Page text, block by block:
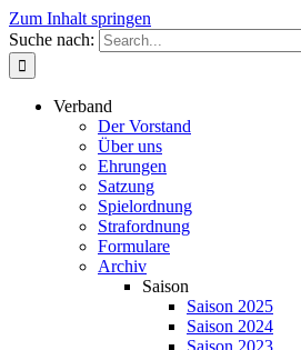
Zum Inhalt springen
Suche nach:
Verband
Der Vorstand
Über uns
Ehrungen
Satzung
Spielordnung
Strafordnung
Formulare
Archiv
Saison
Saison 2025
Saison 2024
Saison 2023